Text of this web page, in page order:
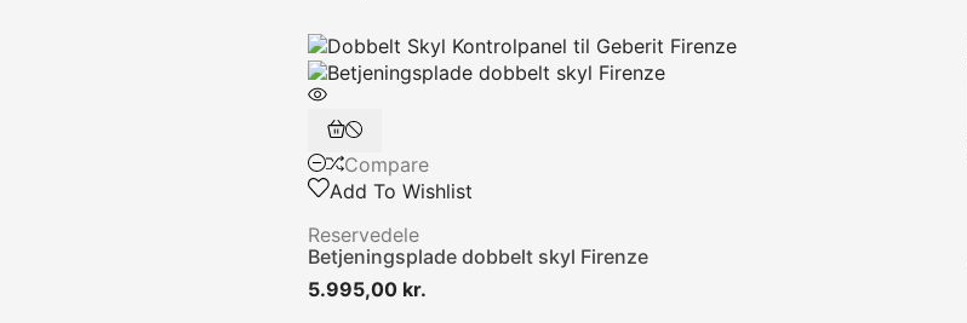
Compare
Add To Wishlist
Reservedele
Betjeningsplade dobbelt skyl Firenze
5.995,00 kr.